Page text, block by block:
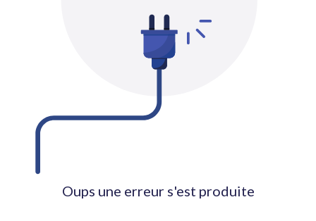
Oups une erreur s'est produite